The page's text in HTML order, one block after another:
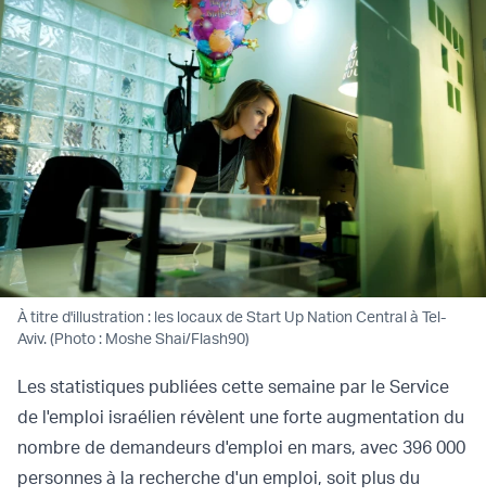
À titre d'illustration : les locaux de Start Up Nation Central à Tel-
Aviv. (Photo : Moshe Shai/Flash90)
Les statistiques publiées cette semaine par le Service
de l'emploi israélien révèlent une forte augmentation du
nombre de demandeurs d'emploi en mars, avec 396 000
personnes à la recherche d'un emploi, soit plus du